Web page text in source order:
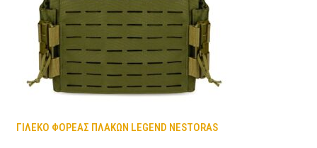
ΓΙΛΕΚΟ ΦΟΡΕΑΣ ΠΛΑΚΩΝ LEGEND NESTORAS